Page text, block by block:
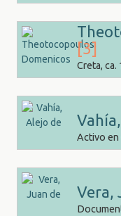
[3]
Creta,
Activo en
Vera,